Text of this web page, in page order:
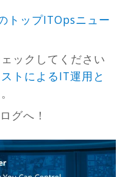
トップITOpsニュー
ックしてください
トによるIT運用と
。
グへ！